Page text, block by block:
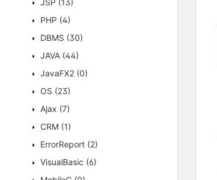
JSP (13)
PHP (4)
DBMS (30)
JAVA (44)
JavaFX2 (0)
OS (23)
Ajax (7)
CRM (1)
ErrorReport (2)
VisualBasic (6)